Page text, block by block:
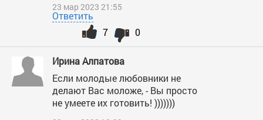
23 мар 2023 21:55
Ответить
0
7
Ирина Алпатова
Если молодые любовники не
делают Вас моложе, - Вы просто
не умеете их готовить! )))))))